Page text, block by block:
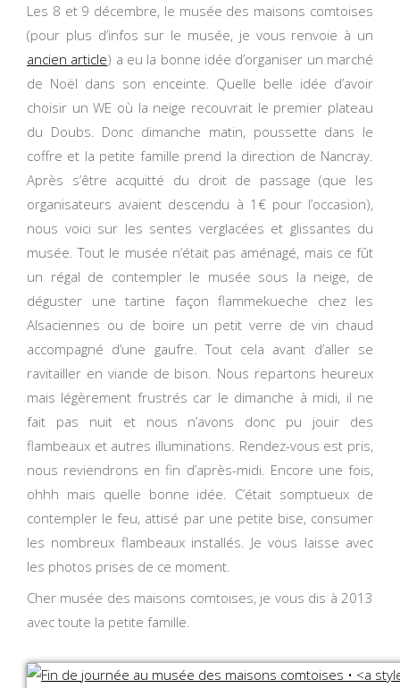
Les 8 et 9 décembre, le musée des maisons comtoises
(pour plus d’infos sur le musée, je vous renvoie à un
ancien article) a eu la bonne idée d’organiser un marché
de Noël dans son enceinte. Quelle belle idée d’avoir
choisir un WE où la neige recouvrait le premier plateau
du Doubs. Donc dimanche matin, poussette dans le
coffre et la petite famille prend la direction de Nancray.
Après s’être acquitté du droit de passage (que les
organisateurs avaient descendu à 1€ pour l’occasion),
nous voici sur les sentes verglacées et glissantes du
musée. Tout le musée n’était pas aménagé, mais ce fût
un régal de contempler le musée sous la neige, de
déguster une tartine façon flammekueche chez les
Alsaciennes ou de boire un petit verre de vin chaud
accompagné d’une gaufre. Tout cela avant d’aller se
ravitailler en viande de bison. Nous repartons heureux
mais légèrement frustrés car le dimanche à midi, il ne
fait pas nuit et nous n’avons donc pu jouir des
flambeaux et autres illuminations. Rendez-vous est pris,
nous reviendrons en fin d’après-midi. Encore une fois,
ohhh mais quelle bonne idée. C’était somptueux de
contempler le feu, attisé par une petite bise, consumer
les nombreux flambeaux installés. Je vous laisse avec
les photos prises de ce moment.
Cher musée des maisons comtoises, je vous dis à 2013
avec toute la petite famille.